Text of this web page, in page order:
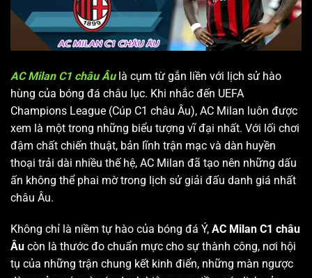
AC Milan C1 châu Âulà cụm từ gắn liền với lịch sử hào
hùng của bóng đá châu lục. Khi nhắc đến UEFA
Champions League (Cúp C1 châu Âu), AC Milan luôn được
xem là một trong những biểu tượng vĩ đại nhất. Với lối chơi
đậm chất chiến thuật, bản lĩnh trận mạc và dàn huyền
thoại trải dài nhiều thế hệ, AC Milan đã tạo nên những dấu
ấn không thể phai mờ trong lịch sử giải đấu danh giá nhất
châu Âu.
Không chỉ là niềm tự hào của bóng đá Ý, AC Milan C1 châu
Âu còn là thước đo chuẩn mực cho sự thành công, nơi hội
tụ của những trận chung kết kinh điển, những màn ngược